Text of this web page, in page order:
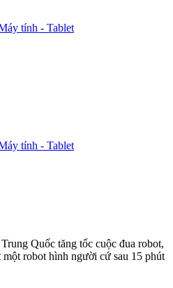
tính - Tablet
tính - Tablet
Trung Quốc tăng tốc cuộc đua robot,
robot hình người cứ sau 15 phút